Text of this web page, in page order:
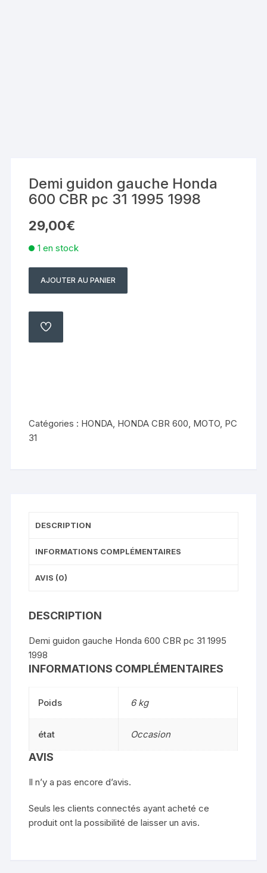
Demi guidon gauche Honda
600 CBR pc 31 1995 1998
29,00€
1 en stock
quantité
Demi
guidon
gauche
1995
1998
AJOUTER AU PANIER
AJOUTER
Catégories : HONDA HONDA CBR 600 MOTO PC
31
DESCRIPTION
INFORMATIONS COMPLÉMENTAIRES
AVIS (0)
DESCRIPTION
Demi guidon gauche Honda 600 CBR pc 31 1995
1998
INFORMATIONS COMPLÉMENTAIRES
Poids 6 kg
état Occasion
AVIS
Il n’y a pas encore d’avis.
Seuls les clients connectés ayant acheté ce
produit ont la possibilité de laisser un avis.